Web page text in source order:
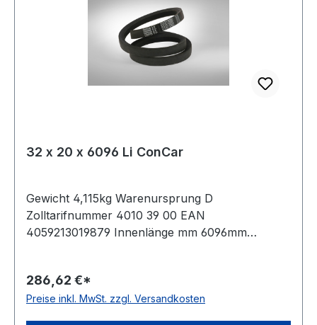
32 x 20 x 6096 Li ConCar
Gewicht 4,115kg Warenursprung D
Zolltarifnummer 4010 39 00 EAN
4059213019879 Innenlänge mm 6096mm
Ausführung ummantelt antistatisch ja Norm DIN
2215 Material Neoprene Zugstrang Polyester
286,62 €*
Preise inkl. MwSt. zzgl. Versandkosten